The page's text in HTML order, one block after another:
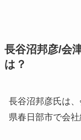
長谷沼邦彦/会
は？
長谷沼邦彦氏は、
県春日部市で会社